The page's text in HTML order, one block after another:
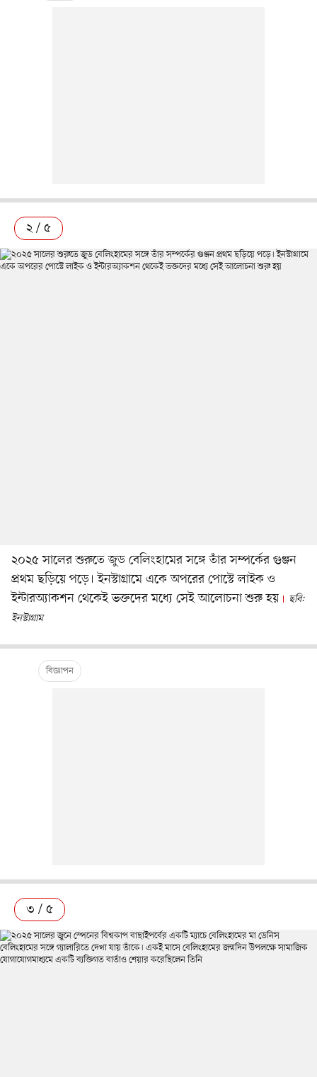
২ / ৫
২০২৫ সালের শুরুতে জুড বেলিংহামের সঙ্গে তাঁর সম্পর্কের গুঞ্জন
প্রথম ছড়িয়ে পড়ে। ইনস্টাগ্রামে একে অপরের পোস্টে লাইক ও
ইন্টারঅ্যাকশন থেকেই ভক্তদের মধ্যে সেই আলোচনা শুরু হয়
ছবি:
ইনস্টাগ্রাম
৩ / ৫